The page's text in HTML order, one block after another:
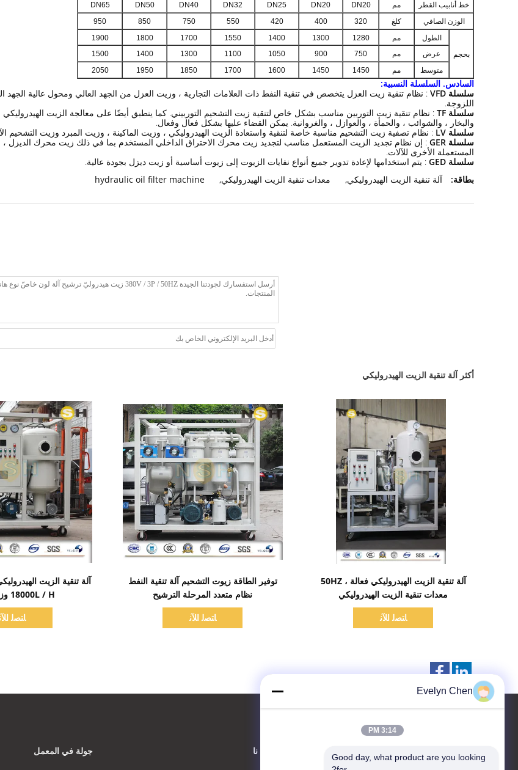
خط أنابيب القطر
مم DN20
DN20
DN25
DN32
DN40
DN50
DN65
الوزن الصافي
كلغ 320
400
420
550
750
850
950
بحجم
الطول مم 1280
1300
1400
1550
1700
1800
1900
عرض
مم 750
900
1050
1100
1300
1400
1500
متوسط
مم 1450
1450
1600
1700
1850
1950
2050
السادس. السلسلة النسبية:
سلسلة VFD
: نظام تنقية زيت العزل يتخصص في تنقية النفط ذات العلامات التجارية ، وزيت العزل من الجهد العالي ومحول عالية الجهد
اللزوجة.
سلسلة TF
: نظام تنقية زيت التوربين مناسب بشكل خاص لتنقية زيت التشحيم التوربيني. كما ينطبق أيضًا على معالجة الزيت
والبخار ، والشوائب ، والحمأة ، والعوازل ، والغروانية. يمكن القضاء عليها بشكل فعال وفعال.
سلسلة LV
: نظام تصفية زيت التشحيم مناسبة خاصة لتنقية واستعادة الزيت الهيدروليكي ، وزيت الماكينة ، وزيت المبرد وزيت التشحيم
سلسلة GER
: إن نظام تجديد الزيت المستعمل مناسب لتجديد زيت محرك الاحتراق الداخلي المستخدم بما في ذلك زيت محرك الديزل ،
المستعملة الأخرى للآلات.
سلسلة GED
: يتم استخدامها لإعادة تدوير جميع أنواع نفايات الزيوت إلى زيوت أساسية أو زيت ديزل بجودة عالية.
بطاقة:
آلة تنقية الزيت الهيدروليكي, معدات تنقية الزيت الهيدروليكي,
hydraulic oil filter machine
أكثر آلة تنقية الزيت الهيدروليكي
18000L / H وزن خفيف
ﺎﺘﺼﻟ
اظهر التفاصيل
توفير الطاقة زيوت التشحيم آلة تنقية النفط
نظام متعدد المرحلة الترشيح
ﺎﺘﺼﻟ ﺍﻶﻧ
آلة تنقية الزيت الهيدروليكي فعالة ، 50HZ
معدات تنقية الزيت الهيدروليكي
ﺎﺘﺼﻟ ﺍﻶﻧ
جولة في المعمل حول نا
Evelyn Chen
3:14 PM
Good day, what product are you looking